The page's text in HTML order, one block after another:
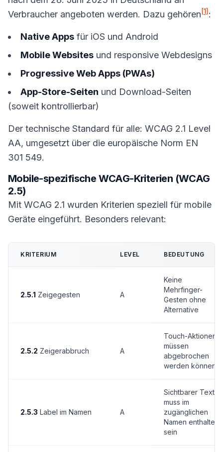
Verbraucher angeboten werden. Dazu gehören [1] :
Native Apps für iOS und Android
Mobile Websites und responsive Webdesigns
Progressive Web Apps (PWAs)
App-Store-Seiten und Download-Seiten
(soweit kontrollierbar)
Der technische Standard für alle: WCAG 2.1 Level
AA, umgesetzt über die europäische Norm EN
301 549.
Mobile-spezifische WCAG-Kriterien (WCAG
2.5)
Mit WCAG 2.1 wurden Kriterien speziell für mobile
Geräte eingeführt. Besonders relevant:
KRITERIUM LEVEL BEDEUTUNG
2.5.1 Zeigegesten A
Keine
Mehrfinger-
Gesten ohne
Alternative
2.5.2 Zeigerabbruch A
Touch-Aktionen
müssen
abgebrochen
werden können
2.5.3 Label im Namen A
Sichtbarer Text
muss im
zugänglichen
Namen enthalten
sein